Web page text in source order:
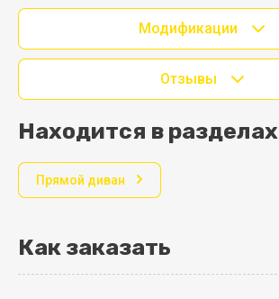
Модификации
Отзывы
Находится в разделах
Прямой диван
Как заказать